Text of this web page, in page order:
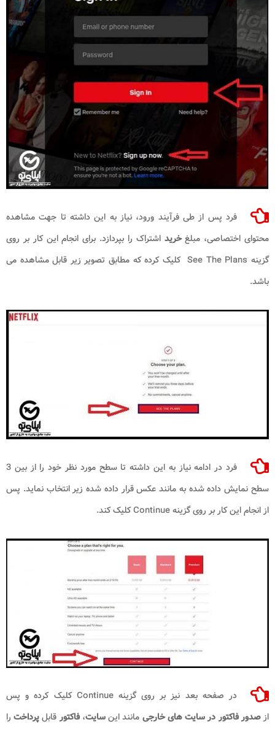
فرد پس از طی فرآیند ورود، نیاز به این داشته تا جهت مشاهده
محتوای اختصاصی، مبلغخرید اشتراک را بپردازد. برای انجام این کار بر روی
گزینه See The Plans کلیک کرده که مطابق تصویر زیر قابل مشاهده می
باشد.
فرد در ادامه نیاز به این داشته تا سطح مورد نظر خود را از بین 3
سطح نمایش داده شده به مانند عکس قرار داده شده زیر انتخاب نماید. پس
از انجام این کار بر روی گزینه Continue کلیک کند.
در صفحه بعد نیز بر روی گزینه Continue کلیک کرده و پس
ازصدور فاکتور در سایت های خارجی مانند اینسایت،فاکتورقابلپرداخت را